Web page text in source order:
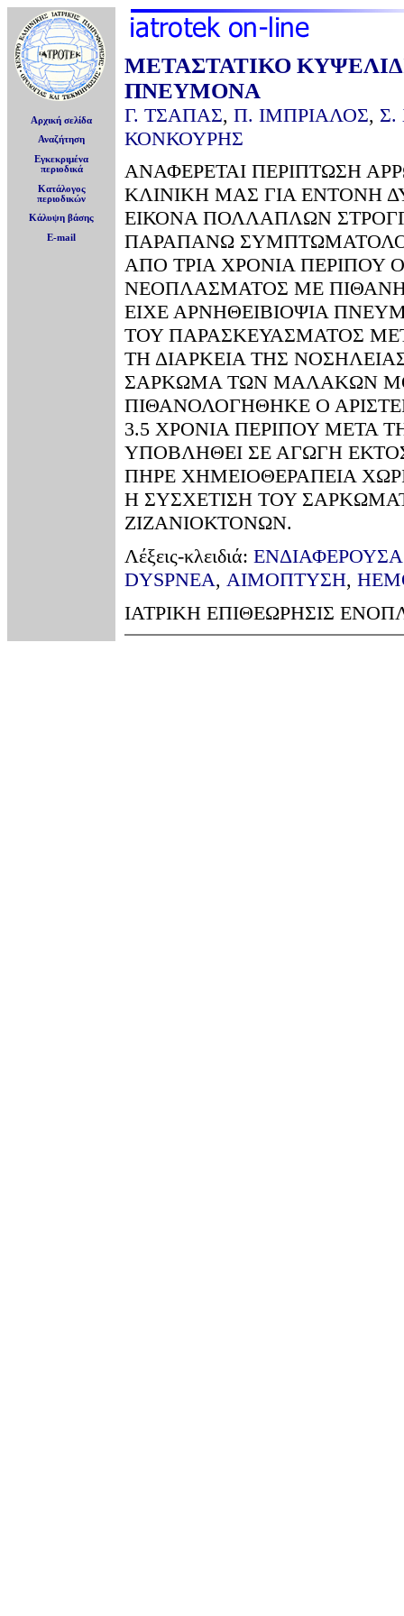
Αρχική σελίδα
Αναζήτηση
Εγκεκριμένα
περιοδικά
Κατάλογος
περιοδικών
Κάλυψη βάσης
E-mail
ΜΕΤΑΣΤΑΤΙΚΟ
ΠΝΕΥΜΟΝΑ
Γ. ΤΣΑΠΑΣ, Π. ΙΜΠΡΙΑΛΟΣ, Σ.
ΚΟΝΚΟΥΡΗΣ
ΑΝΑΦΕΡΕΤΑΙ ΠΕΡΙΠΤΩΣΗ
ΚΛΙΝΙΚΗ ΜΑΣ ΓΙΑ ΕΝΤΟΝΗ
ΕΙΚΟΝΑ ΠΟΛΛΑΠΛΩΝ
ΠΑΡΑΠΑΝΩ
ΑΠΟ ΤΡΙΑ ΧΡΟΝΙΑ ΠΕΡΙΠΟΥ
ΝΕΟΠΛΑΣΜΑΤΟΣ ΜΕ
ΕΙΧΕ ΑΡΝΗΘΕΙΒΙΟΨΙΑ
ΤΟΥ ΠΑΡΑΣΚΕΥΑΣΜΑΤΟΣ
ΤΗ ΔΙΑΡΚΕΙΑ ΤΗΣ
ΣΑΡΚΩΜΑ ΤΩΝ ΜΑΛΑΚΩΝ
ΠΙΘΑΝΟΛΟΓΗΘΗΚΕ Ο
3.5 ΧΡΟΝΙΑ ΠΕΡΙΠΟΥ ΜΕΤΑ
ΥΠΟΒΛΗΘΕΙ ΣΕ ΑΓΩΓΗ
ΠΗΡΕ ΧΗΜΕΙΟΘΕΡΑΠΕΙΑ
Η ΣΥΣΧΕΤΙΣΗ ΤΟΥ
ΖΙΖΑΝΙΟΚΤΟΝΩΝ.
Λέξεις-κλειδιά:
DYSPNEA, ΑΙΜΟΠΤΥΣΗ,
ΙΑΤΡΙΚΗ ΕΠΙΘΕΩΡΗΣΙΣ